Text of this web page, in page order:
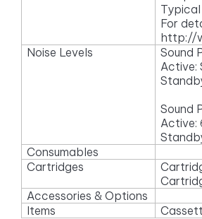
For
http://
Noise Levels
Sound
Active:
Sound
Active:
Consumables
Cartridges
Accessories & Options
Items